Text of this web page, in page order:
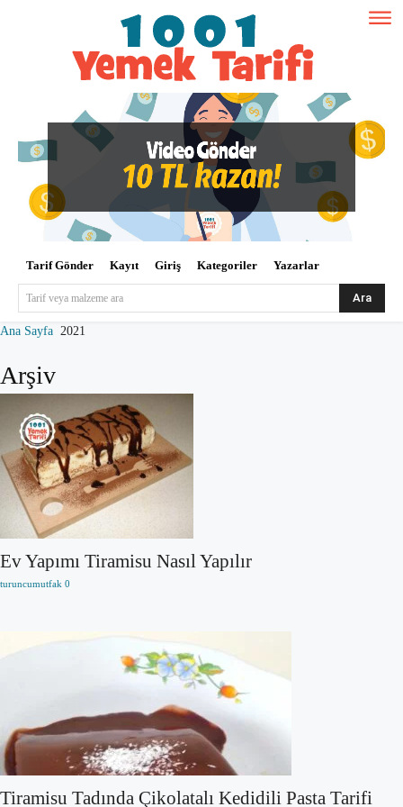
Tarif Gönder Kayıt Giriş Kategoriler Yazarlar
Tarif veya malzeme ara Ara
Ana Sayfa 2021
Arşiv
Ev Yapımı Tiramisu Nasıl Yapılır
turuncumutfak 0
Tiramisu Tadında Çikolatalı Kedidili Pasta Tarifi